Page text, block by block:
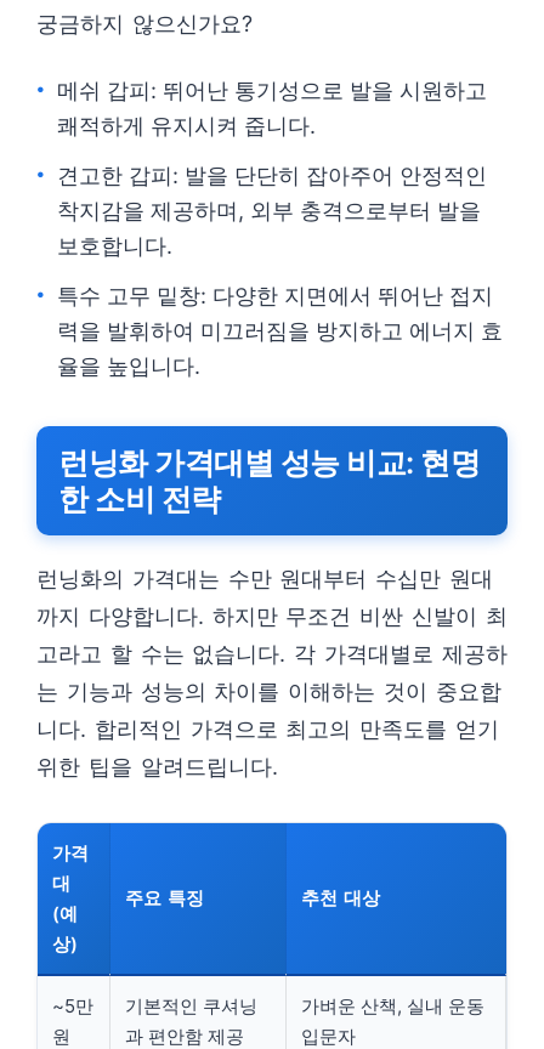
궁금하지 않으신가요?
메쉬 갑피: 뛰어난 통기성으로 발을 시원하고
쾌적하게 유지시켜 줍니다.
견고한 갑피: 발을 단단히 잡아주어 안정적인
착지감을 제공하며, 외부 충격으로부터 발을
보호합니다.
특수 고무 밑창: 다양한 지면에서 뛰어난 접지
력을 발휘하여 미끄러짐을 방지하고 에너지 효
율을 높입니다.
런닝화 가격대별 성능 비교: 현명
한 소비 전략
런닝화의 가격대는 수만 원대부터 수십만 원대
까지 다양합니다. 하지만 무조건 비싼 신발이 최
고라고 할 수는 없습니다. 각 가격대별로 제공하
는 기능과 성능의 차이를 이해하는 것이 중요합
니다. 합리적인 가격으로 최고의 만족도를 얻기
위한 팁을 알려드립니다.
가격
대
(예
상)
주요 특징 추천 대상
~5만
원
기본적인 쿠셔닝
과 편안함 제공
가벼운 산책, 실내 운동
입문자